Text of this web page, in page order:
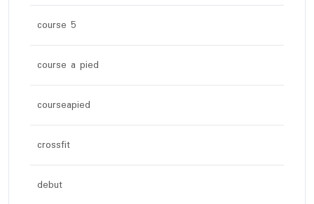
course 5
course a pied
courseapied
crossfit
debut